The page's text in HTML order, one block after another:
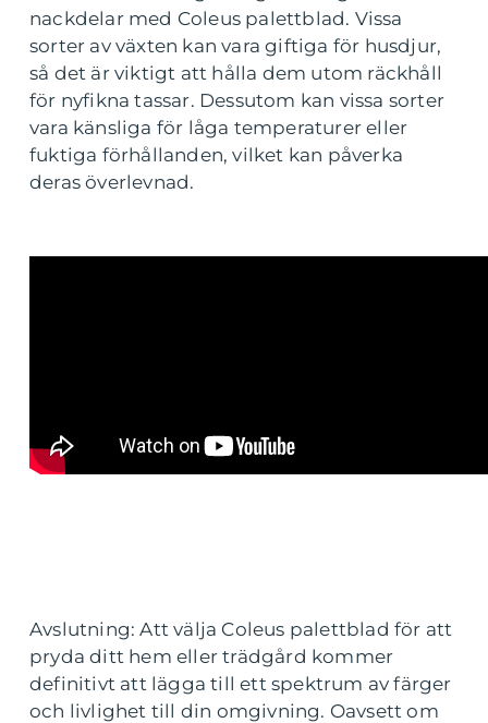
nackdelar med Coleus palettblad. Vissa
sorter av växten kan vara giftiga för husdjur,
så det är viktigt att hålla dem utom räckhåll
för nyfikna tassar. Dessutom kan vissa sorter
vara känsliga för låga temperaturer eller
fuktiga förhållanden, vilket kan påverka
deras överlevnad.
Avslutning: Att välja Coleus palettblad för att
pryda ditt hem eller trädgård kommer
definitivt att lägga till ett spektrum av färger
och livlighet till din omgivning. Oavsett om